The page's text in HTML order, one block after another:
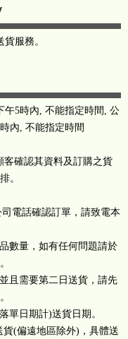
服務。
午5時內, 不能指定時間, 公
內, 不能指定時間
客確認其資料及訂購之貨
。
電話確認訂單，請致電本
數量，如有任何問題請於
且需要第二日送貨，請先
單日期計)送貨日期。
(偏遠地區除外)，具體送